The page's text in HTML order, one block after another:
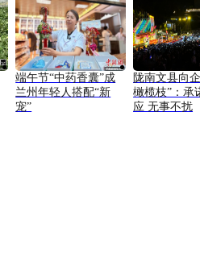
端午节“中药香囊”成
兰州年轻人搭配“新
宠”
陇南文县向
橄榄枝”：承
应 无事不扰